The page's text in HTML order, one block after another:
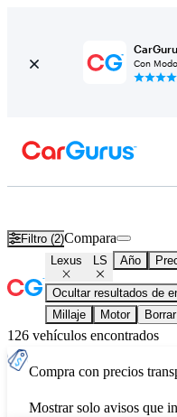
Con
Filtro (2)Compara
Lexus LS Año
Ocultar resultados de
Millaje
Motor
126 vehículos encontrados
Compra con precios
Mostrar solo avisos que